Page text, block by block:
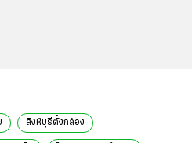
สิงห์บุรีตั้งกล้อง